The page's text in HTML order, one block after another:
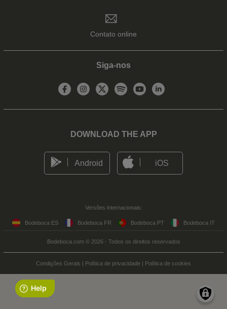
Contato online
Siga-nos
DOWNLOAD THE APP
Android iOS
Versões internacionais:
Bodeboca ES Bodeboca FR Bodeboca PT Bodeboca IT
Bodeboca.com © 2026 - Todos os direitos reservados
Condições Gerais | Política de privacidade | Política de cookies